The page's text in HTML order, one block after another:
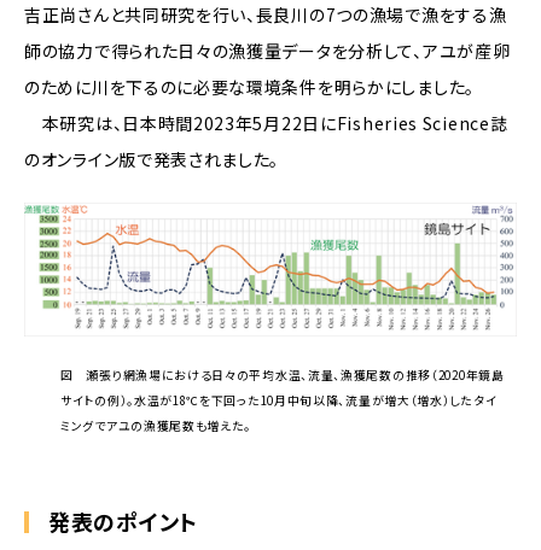
吉正尚さんと共同研究を行い、長良川の7つの漁場で漁をする漁
師の協力で得られた日々の漁獲量データを分析して、アユが産卵
のために川を下るのに必要な環境条件を明らかにしました。
本研究は、日本時間2023年5月22日にFisheries Science誌
のオンライン版で発表されました。
図 瀬張り網漁場における日々の平均水温、流量、漁獲尾数の推移（2020年鏡島
サイトの例）。水温が18℃を下回った10月中旬以降、流量が増大（増水）したタイ
ミングでアユの漁獲尾数も増えた。
発表のポイント